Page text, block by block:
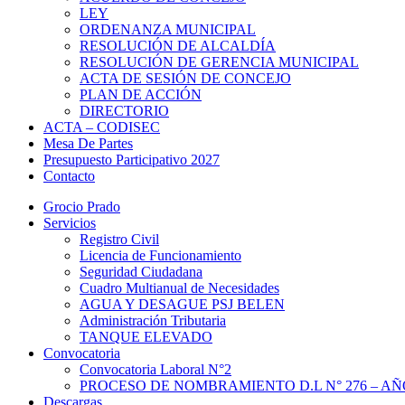
LEY
ORDENANZA MUNICIPAL
RESOLUCIÓN DE ALCALDÍA
RESOLUCIÓN DE GERENCIA MUNICIPAL
ACTA DE SESIÓN DE CONCEJO
PLAN DE ACCIÓN
DIRECTORIO
ACTA – CODISEC
Mesa De Partes
Presupuesto Participativo 2027
Contacto
Grocio Prado
Servicios
Registro Civil
Licencia de Funcionamiento
Seguridad Ciudadana
Cuadro Multianual de Necesidades
AGUA Y DESAGUE PSJ BELEN
Administración Tributaria
TANQUE ELEVADO
Convocatoria
Convocatoria Laboral N°2
PROCESO DE NOMBRAMIENTO D.L N° 276 –
Descargas